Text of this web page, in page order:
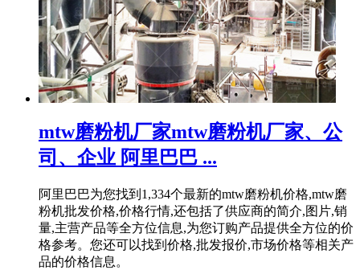
mtw磨粉机厂家mtw磨粉机厂家、公
司、企业 阿里巴巴 ...
阿里巴巴为您找到1,334个最新的mtw磨粉机价格,mtw磨
粉机批发价格,价格行情,还包括了供应商的简介,图片,销
量,主营产品等全方位信息,为您订购产品提供全方位的价
格参考。您还可以找到价格,批发报价,市场价格等相关产
品的价格信息。